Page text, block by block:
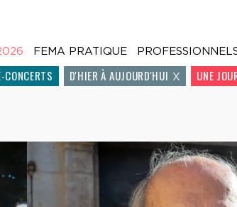
FEMA PRATIQUE
CONCERTS D'HIER À AUJOURD'HUI X UNE